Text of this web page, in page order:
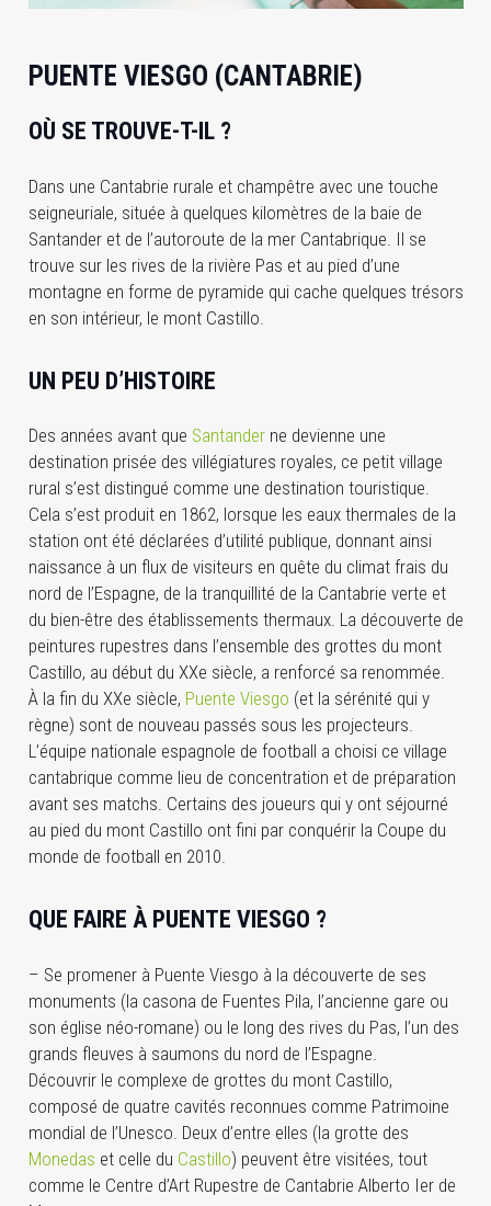
PUENTE VIESGO (CANTABRIE)
OÙ SE TROUVE-T-IL ?
Dans une Cantabrie rurale et champêtre avec une touche
seigneuriale, située à quelques kilomètres de la baie de
Santander et de l’autoroute de la mer Cantabrique. Il se
trouve sur les rives de la rivière Pas et au pied d’une
montagne en forme de pyramide qui cache quelques trésors
en son intérieur, le mont Castillo.
UN PEU D’HISTOIRE
Des années avant que Santanderne devienne une
destination prisée des villégiatures royales, ce petit village
rural s’est distingué comme une destination touristique.
Cela s’est produit en 1862, lorsque les eaux thermales de la
station ont été déclarées d’utilité publique, donnant ainsi
naissance à un flux de visiteurs en quête du climat frais du
nord de l’Espagne, de la tranquillité de la Cantabrie verte et
du bien-être des établissements thermaux. La découverte de
peintures rupestres dans l’ensemble des grottes du mont
Castillo, au début du XXe siècle, a renforcé sa renommée.
À la fin du XXe siècle, Puente Viesgo (et la sérénité qui y
règne) sont de nouveau passés sous les projecteurs.
L’équipe nationale espagnole de football a choisi ce village
cantabrique comme lieu de concentration et de préparation
avant ses matchs. Certains des joueurs qui y ont séjourné
au pied du mont Castillo ont fini par conquérir la Coupe du
monde de football en 2010.
QUE FAIRE À PUENTE VIESGO ?
– Se promener à Puente Viesgo à la découverte de ses
monuments (la casona de Fuentes Pila, l’ancienne gare ou
son église néo-romane) ou le long des rives du Pas, l’un des
grands fleuves à saumons du nord de l’Espagne.
Découvrir le complexe de grottes du mont Castillo,
composé de quatre cavités reconnues comme Patrimoine
mondial de l’Unesco. Deux d’entre elles (la grotte des
Monedas et celle du Castillo) peuvent être visitées, tout
comme le Centre d’Art Rupestre de Cantabrie Alberto Ier de